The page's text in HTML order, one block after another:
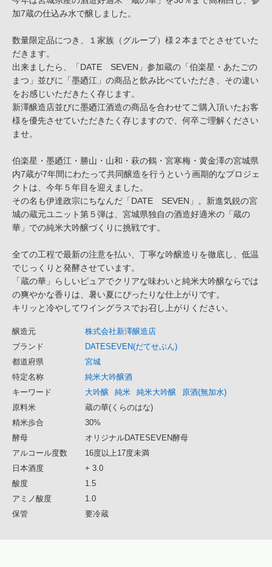
加7蔵の仕込み水で醸しました。
数量限定品につき、１家族（グループ）様２本までとさせていた
だきます。
出来ましたら、「DATE SEVEN」参加蔵の「伯楽星・あたごの
まつ」並びに「墨廼江」の商品と飲み比べていただき、その違い
をお感じいただきたく存じます。
新澤醸造店並びに墨廼江酒造の商品を合わせてご購入頂いたお客
様を優先させていただきたく存じますので、何卒ご理解ください
ませ。
伯楽星・墨廼江・勝山・山和・萩の鶴・宮寒梅・黄金澤の宮城県
内7蔵が7年間にわたって共同醸造を行うという画期的なプロジェ
クトは、今年５年目を迎えました。
その名も伊達政宗にちなんだ「DATE SEVEN」。新進気鋭の宮
城の蔵元ユニット第５弾は、宮城県独自の酒造好適米の「蔵の
華」での純米大吟醸づくりに挑戦です。
全ての工程で最新の注意を払い、丁寧な吟醸造りを徹底し、低温
でじっくりと発酵させています。
「蔵の華」らしいピュアでクリアな味わいと純米大吟醸ならでは
の爽やかな香りは、暑い夏にぴったりな仕上がりです。
キリッと冷やしてワイングラスでお召し上がりください。
醸造元
株式会社新澤醸造店
ブランド
DATESEVEN(だてせぶん)
都道府県
宮城
特定名称
純米大吟醸酒
キーワード
大吟醸 純米 純米大吟醸
原酒(無加水)
原料米
蔵の華(くらのはな)
精米歩合
30%
酵母
オリジナルDATESEVEN酵母
アルコール度数
16度以上17度未満
日本酒度
+ 3.0
酸度
1.5
アミノ酸度
1.0
保管
要冷蔵